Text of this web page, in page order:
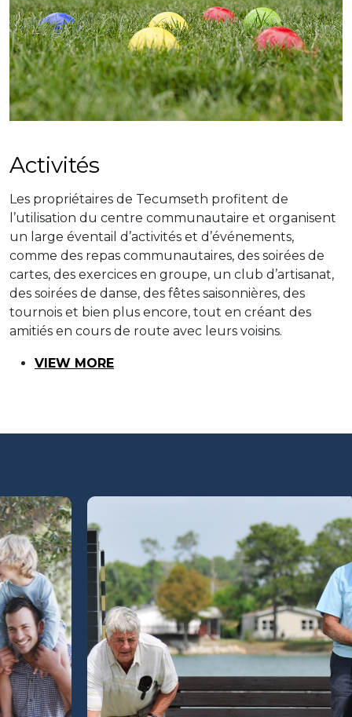
Activités
Les propriétaires de Tecumseth profitent de
l’utilisation du centre communautaire et organisent
un large éventail d’activités et d’événements,
comme des repas communautaires, des soirées de
cartes, des exercices en groupe, un club d’artisanat,
des soirées de danse, des fêtes saisonnières, des
tournois et bien plus encore, tout en créant des
amitiés en cours de route avec leurs voisins.
VIEW MORE